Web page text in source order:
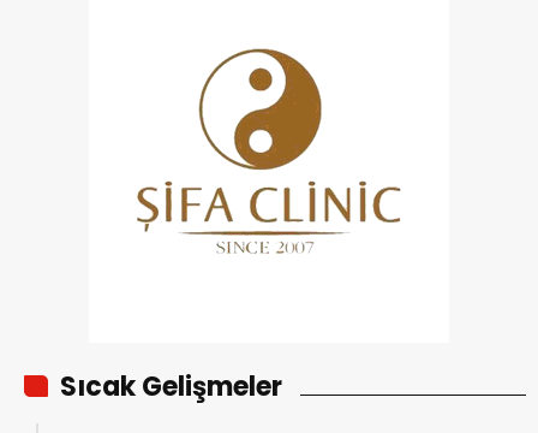
Sıcak Gelişmeler